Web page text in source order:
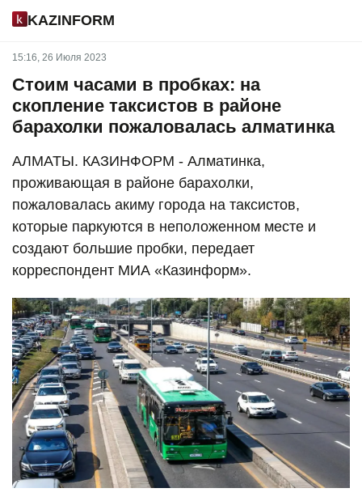
KAZINFORM
15:16, 26 Июля 2023
Стоим часами в пробках: на
скопление таксистов в районе
барахолки пожаловалась алматинка
АЛМАТЫ. КАЗИНФОРМ - Алматинка,
проживающая в районе барахолки,
пожаловалась акиму города на таксистов,
которые паркуются в неположенном месте и
создают большие пробки, передает
корреспондент МИА «Казинформ».